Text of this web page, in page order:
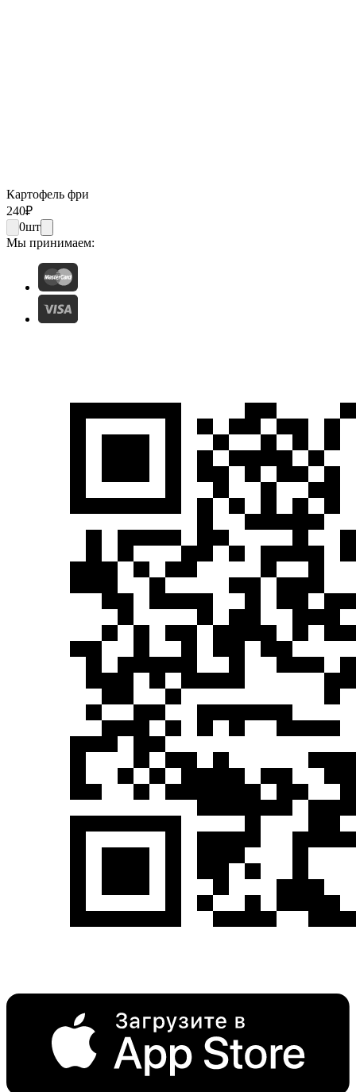
Картофель фри
240₽
0шт
Мы принимаем: